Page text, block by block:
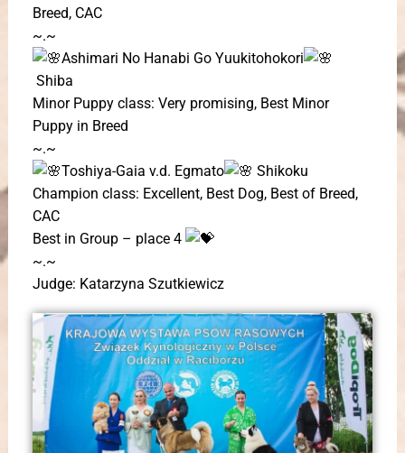
Breed, CAC
~.~
Ashimari No Hanabi Go Yuukitohokori
Shiba
Minor Puppy class: Very promising, Best Minor
Puppy in Breed
~.~
Toshiya-Gaia v.d. Egmato
Shikoku
Champion class: Excellent, Best Dog, Best of Breed,
CAC
Best in Group – place 4
~.~
Judge: Katarzyna Szutkiewicz